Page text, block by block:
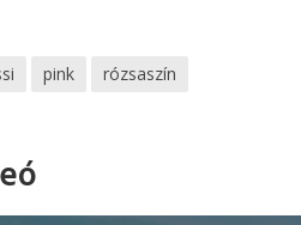
pink rózsaszín